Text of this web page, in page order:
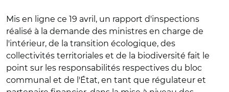
Mis en ligne ce 19 avril, un rapport d'inspections
réalisé à la demande des ministres en charge de
l'intérieur, de la transition écologique, des
collectivités territoriales et de la biodiversité fait le
point sur les responsabilités respectives du bloc
communal et de l'État, en tant que régulateur et